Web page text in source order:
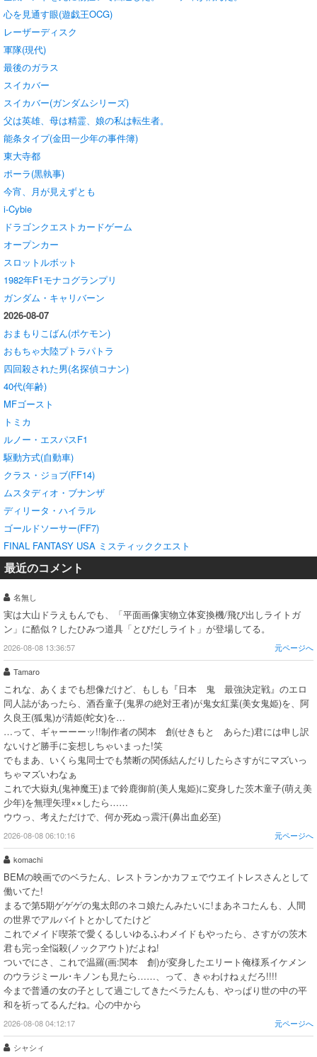
心を見通す眼(遊戯王OCG)
レーザーディスク
軍隊(現代)
最後のガラス
スイカバー
スイカバー(ガンダムシリーズ)
父は英雄、母は精霊、娘の私は転生者。
能条タイプ(金田一少年の事件簿)
東大寺都
ポーラ(黒執事)
今宵、月が見えずとも
i‑Cybie
ドラゴンクエストカードゲーム
オープンカー
スロットルボット
1982年F1モナコグランプリ
ガンダム・キャリバーン
2026-08-07
おまもりこばん(ポケモン)
おもちゃ大陸プトラパトラ
四回殺された男(名探偵コナン)
40代(年齢)
MFゴースト
トミカ
ルノー・エスパスF1
駆動方式(自動車)
クラス・ジョブ(FF14)
ムスタディオ・ブナンザ
ディリータ・ハイラル
ゴールドソーサー(FF7)
FINAL FANTASY USA ミスティッククエスト
最近のコメント
名無し
実は大山ドラえもんでも、「平面画像実物立体変換機/飛び出しライトガ
ン」に酷似？したひみつ道具「とびだしライト」が登場してる。
2026-08-08 13:36:57 元ページへ
Tamaro
これな、あくまでも想像だけど、もしも『日本 鬼 最強決定戦』のエロ
同人誌があったら、酒呑童子(鬼界の絶対王者)が鬼女紅葉(美女鬼姫)を、阿
久良王(狐鬼)が清姫(蛇女)を…
…って、ギャーーーッ!!制作者の関本 創(せきもと あらた)君には申し訳
ないけど勝手に妄想しちゃいまった!笑
でもまあ、いくら鬼同士でも禁断の関係結んだりしたらさすがにマズいっ
ちゃマズいわなぁ
これで大嶽丸(鬼神魔王)まで鈴鹿御前(美人鬼姫)に変身した茨木童子(萌え美
少年)を無理矢理××したら……
ウウっ、考えただけで、何か死ぬっ震汗(鼻出血必至)
2026-08-08 06:10:16 元ページへ
komachi
BEMの映画でのベラたん、レストランかカフェでウエイトレスさんとして
働いてた!
まるで第5期ゲゲゲの鬼太郎のネコ娘たんみたいに!まあネコたんも、人間
の世界でアルバイトとかしてたけど
これでメイド喫茶で愛くるしいゆるふわメイドもやったら、さすがの茨木
君も完っ全悩殺(ノックアウト)だよね!
ついでにさ、これで温羅(画:関本 創)が変身したエリート俺様系イケメン
のウラジミール･キノンも見たら……、って、きゃわけねぇだろ!!!!
今まで普通の女の子として過ごしてきたベラたんも、やっぱり世の中の平
和を祈ってるんだね。心の中から
2026-08-08 04:12:17 元ページへ
シャシィ